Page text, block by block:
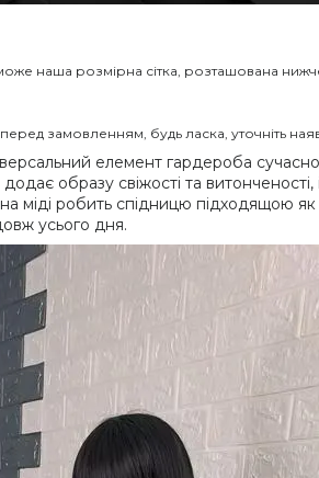
наша розмірна сітка, розташована
замовленням, будь ласка, уточніть
елемент гардероба
образу свіжості та
міді робить спідницю підходящою
усього дня.